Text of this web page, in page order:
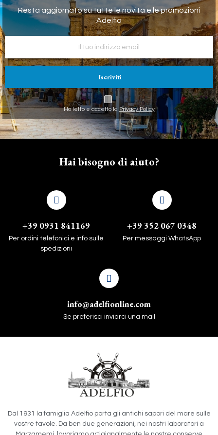
Resta aggiornato su tutte le novità e le promozioni
Adelfio
Iscriviti
Ho letto e accetto la Privacy Policy
Hai bisogno di aiuto?
+39 0931 841169
Per ordini telefonici e info sulle
spedizioni
+39 352 067 0348
Per messaggi WhatsApp
info@adelfionline.com
Se preferisci inviarci una mail
Dal 1931 la famiglia Adelfio porta gli antichi sapori del mare sulle
vostre tavole. Da ben due generazioni, nei nostri laboratori a